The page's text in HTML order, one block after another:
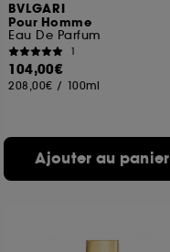
BVLGARI
Pour Homme
Eau De Parfum
1
104,00€
208,00€ / 100ml
Ajouter au panier